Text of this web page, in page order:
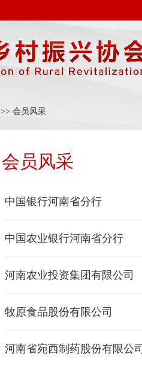
>> 会员风采
会员风采
中国银行河南省分行
中国农业银行河南省分行
河南农业投资集团有限公司
牧原食品股份有限公司
河南省宛西制药股份有限公司